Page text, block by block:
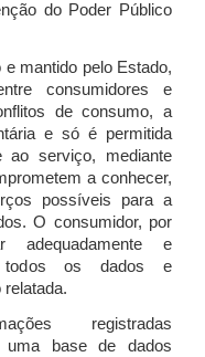
do Poder Público
mantido pelo Estado,
consumidores e
de consumo, a
e só é permitida
ao serviço, mediante
a conhecer,
possíveis para a
O consumidor, por
e
todos os dados e
registradas
uma base de dados